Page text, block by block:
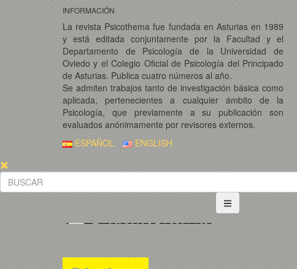
INFORMACIÓN
La revista Psicothema fue fundada en Asturias en 1989
y está editada conjuntamente por la Facultad y el
Departamento de Psicología de la Universidad de
Oviedo y el Colegio Oficial de Psicología del Principado
de Asturias. Publica cuatro números al año.
Se admiten trabajos tanto de investigación básica como
aplicada, pertenecientes a cualquier ámbito de la
Psicología, que previamente a su publicación son
evaluados anónimamente por revisores externos.
ESPAÑOL ENGLISH